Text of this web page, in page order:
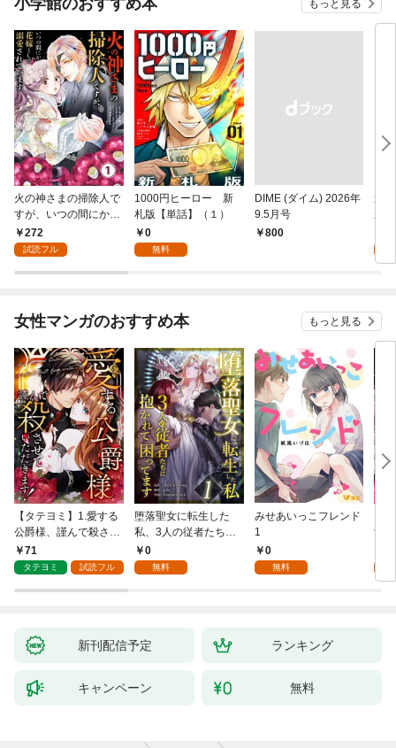
もっと見る
火の神さまの掃除人で
すが、いつの間にか花
嫁として溺愛されてい
ます【単話】（１）
272
試読フル
1000円ヒーロー 新
札版【単話】（１）
0
無料
DIME (ダイム) 2026年
9.5月号
￥800
追
か
れ
（
女性マンガのおすすめ本 もっと見る
【タテヨミ】1.愛する
公爵様、謹んで殺させ
ていただきます！
71
タテヨミ 試読フル
堕落聖女に転生した
私、3人の従者たちに
抱かれて困ってます 第
1話
0
無料
みせあいっこフレンド
1
0
無料
す
ま
新刊配信予定 ランキング
キャンペーン 無料